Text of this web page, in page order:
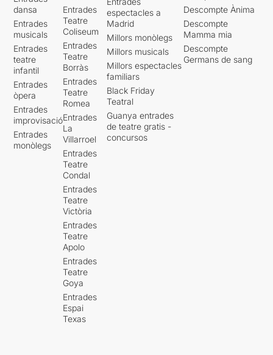
dansa
Entrades
musicals
Entrades
teatre
infantil
Entrades
òpera
Entrades
improvisació
Entrades
monòlegs
Entrades
Teatre
Coliseum
Entrades
Teatre
Borràs
Entrades
Teatre
Romea
Entrades
La
Villarroel
Entrades
Teatre
Condal
Entrades
Teatre
Victòria
Entrades
Teatre
Apolo
Entrades
Teatre
Goya
Entrades
Espai
Texas
espectacles a
Madrid
Millors monòlegs
Millors musicals
Millors espectacles
familiars
Black Friday
Teatral
Guanya entrades
de teatre gratis -
concursos
Descompte Ànima
Descompte
Mamma mia
Descompte
Germans de sang